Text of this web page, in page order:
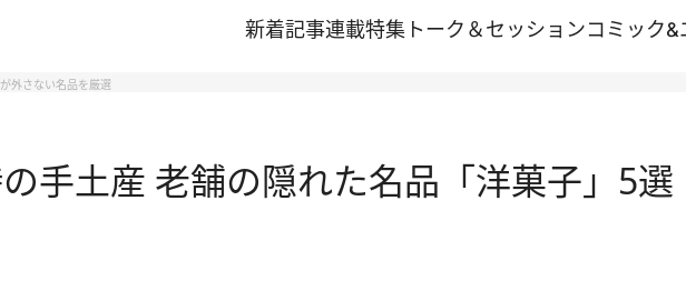
新着記事連載特集 トーク＆セッションコミック&
外さない名品を厳選
手土産 老舗の隠れた名品「洋菓子」5